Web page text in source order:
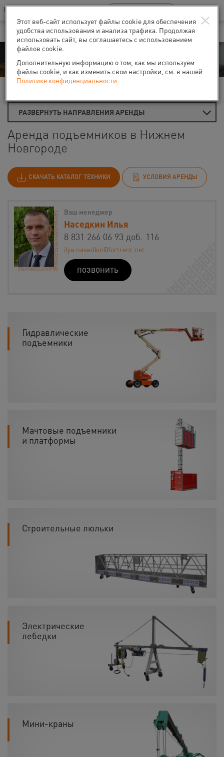
Ваш город:Нижний Новгород
В Вашем регионе нет наших офисов RU EN
Аренда
РАЗВЕРНУТЬ НАПРАВЛЕНИЯ АРЕНДЫ
Аренда подъемников в Нижнем
Новгороде
СКАЧАТЬ КАТАЛОГ ТЕХНИКИ УСЛОВИЯ АРЕНДЫ
Ваш менеджер
Наседкин Илья
8 831 266 06 93 доб. 116
ilya.nasedkin@fortrent.net
ПОЗВОНИТЬ
Гидравлические
подъемники
Мачтовые подъемники
и платформы
Строительные люльки
Электрические
лебедки
Мини-краны
×
Этот веб-сайт использует файлы cookie для обеспечения
удобства использования и анализа трафика. Продолжая
использовать сайт, вы соглашаетесь с использованием
файлов cookie.
Дополнительную информацию о том, как мы используем
файлы cookie, и как изменить свои настройки, см. в нашей
Политике конфиденциальности